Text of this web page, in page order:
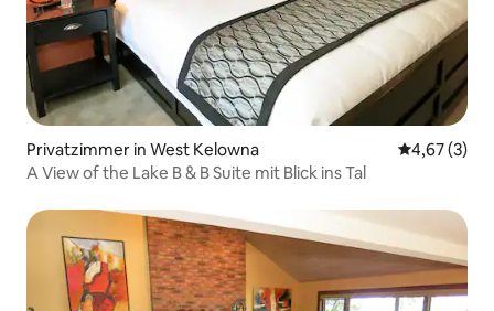
Privatzimmer in West Kelowna
4,67 (3)
A View of the Lake B & B Suite mit Blick ins Tal